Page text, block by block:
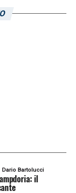
Dario Bartolucci
il